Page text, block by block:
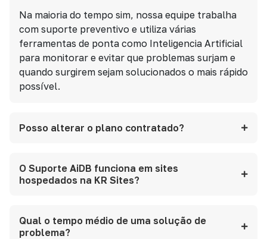
Na maioria do tempo sim, nossa equipe trabalha
com suporte preventivo e utiliza várias
ferramentas de ponta como Inteligencia Artificial
para monitorar e evitar que problemas surjam e
quando surgirem sejam solucionados o mais rápido
possível.
Posso alterar o plano contratado?
O Suporte AiDB funciona em sites
hospedados na KR Sites?
Qual o tempo médio de uma solução de
problema?